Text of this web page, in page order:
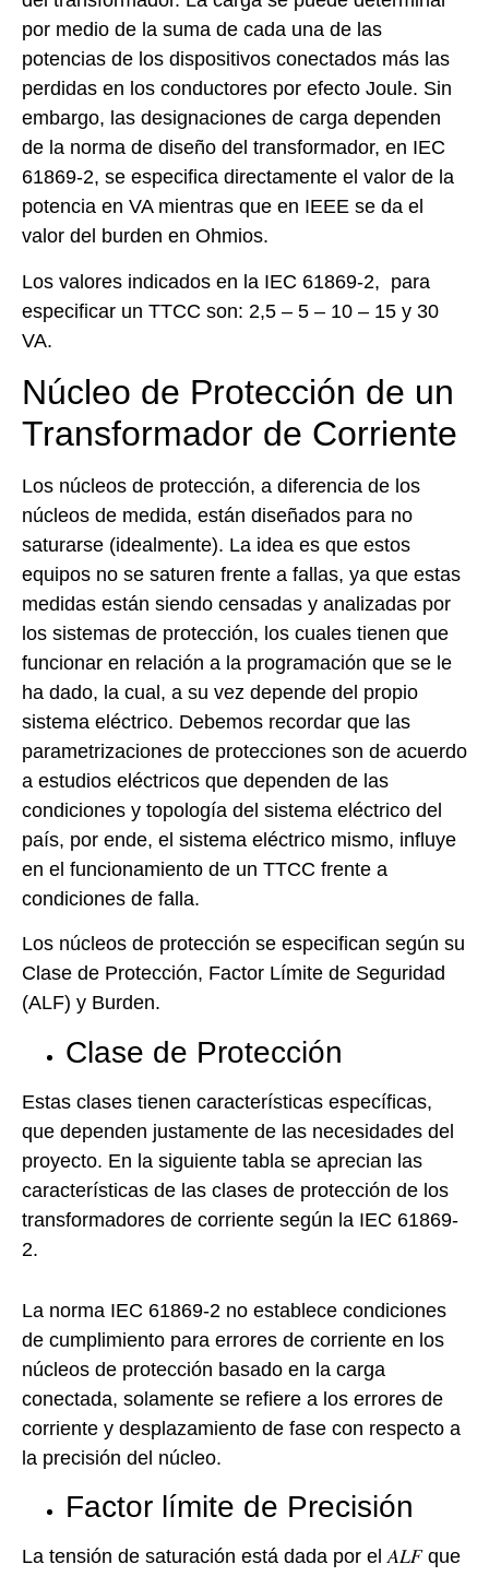
por medio de la suma de cada una de las
potencias de los dispositivos conectados más las
perdidas en los conductores por efecto Joule. Sin
embargo, las designaciones de carga dependen
de la norma de diseño del transformador, en IEC
61869-2, se especifica directamente el valor de la
potencia en VA mientras que en IEEE se da el
valor del burden en Ohmios.
Los valores indicados en la IEC 61869-2, para
especificar un TTCC son: 2,5 – 5 – 10 – 15 y 30
VA.
Núcleo de Protección de un
Transformador de Corriente
Los núcleos de protección, a diferencia de los
núcleos de medida, están diseñados para no
saturarse (idealmente). La idea es que estos
equipos no se saturen frente a fallas, ya que estas
medidas están siendo censadas y analizadas por
los sistemas de protección, los cuales tienen que
funcionar en relación a la programación que se le
ha dado, la cual, a su vez depende del propio
sistema eléctrico. Debemos recordar que las
parametrizaciones de protecciones son de acuerdo
a estudios eléctricos que dependen de las
condiciones y topología del sistema eléctrico del
país, por ende, el sistema eléctrico mismo, influye
en el funcionamiento de un TTCC frente a
condiciones de falla.
Los núcleos de protección se especifican según su
Clase de Protección, Factor Límite de Seguridad
(ALF) y Burden.
Clase de Protección
Estas clases tienen características específicas,
que dependen justamente de las necesidades del
proyecto. En la siguiente tabla se aprecian las
características de las clases de protección de los
transformadores de corriente según la IEC 61869-
2.
La norma IEC 61869-2 no establece condiciones
de cumplimiento para errores de corriente en los
núcleos de protección basado en la carga
conectada, solamente se refiere a los errores de
corriente y desplazamiento de fase con respecto a
la precisión del núcleo.
Factor límite de Precisión
La tensión de saturación está dada por el 𝐴𝐿𝐹 que